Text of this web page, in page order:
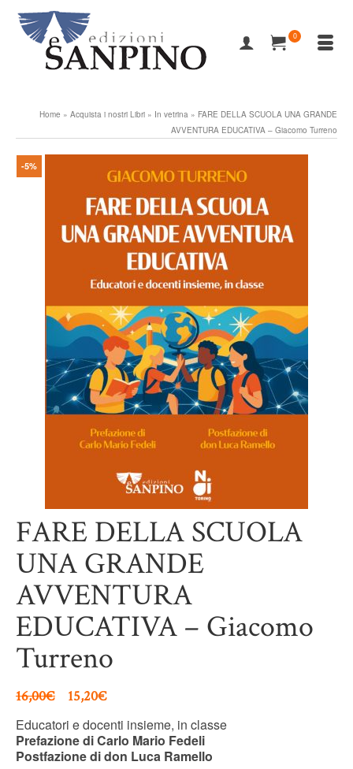
0
Home » Acquista i nostri Libri » In vetrina » FARE DELLA SCUOLA UNA GRANDE
AVVENTURA EDUCATIVA – Giacomo Turreno
-5%
FARE DELLA SCUOLA
UNA GRANDE
AVVENTURA
EDUCATIVA – Giacomo
Turreno
16,00€ 15,20€
Educatori e docenti insieme, in classe
Prefazione di Carlo Mario Fedeli
Postfazione di don Luca Ramello